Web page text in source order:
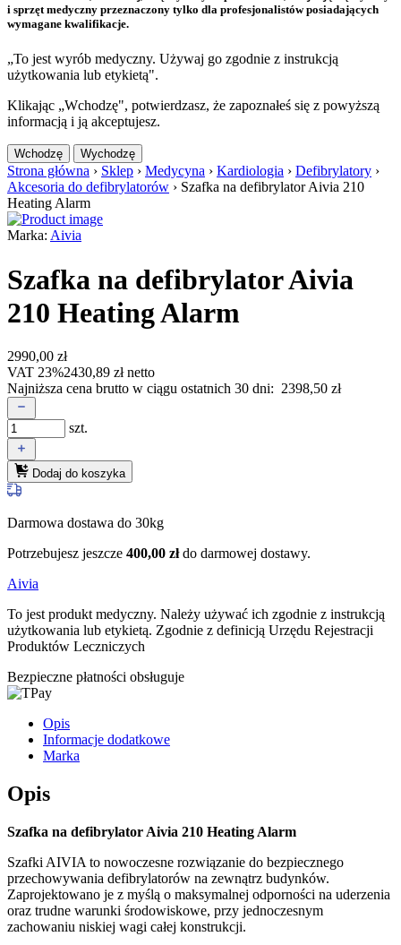
i sprzęt medyczny przeznaczony tylko dla profesjonalistów posiadających
wymagane kwalifikacje.
„To jest wyrób medyczny. Używaj go zgodnie z instrukcją
użytkowania lub etykietą".
Klikając „Wchodzę", potwierdzasz, że zapoznałeś się z powyższą
informacją i ją akceptujesz.
Wchodzę Wychodzę
Strona główna › Sklep › Medycyna › Kardiologia › Defibrylatory ›
Akcesoria do defibrylatorów › Szafka na defibrylator Aivia 210
Heating Alarm
Marka: Aivia
Szafka na defibrylator Aivia
210 Heating Alarm
2990,00 zł
VAT 23%2430,89 złnetto
Najniższa cena brutto w ciągu ostatnich 30 dni: 2398,50 zł
szt.
Dodaj do koszyka
Darmowa dostawa do 30kg
Potrzebujesz jeszcze 400,00 złdo darmowej dostawy.
Aivia
To jest produkt medyczny. Należy używać ich zgodnie z instrukcją
użytkowania lub etykietą. Zgodnie z definicją Urzędu Rejestracji
Produktów Leczniczych
Bezpieczne płatności obsługuje
Opis
Informacje dodatkowe
Marka
Opis
Szafka na defibrylator Aivia 210 Heating Alarm
Szafki AIVIA to nowoczesne rozwiązanie do bezpiecznego
przechowywania defibrylatorów na zewnątrz budynków.
Zaprojektowano je z myślą o maksymalnej odporności na uderzenia
oraz trudne warunki środowiskowe, przy jednoczesnym
zachowaniu niskiej wagi całej konstrukcji.